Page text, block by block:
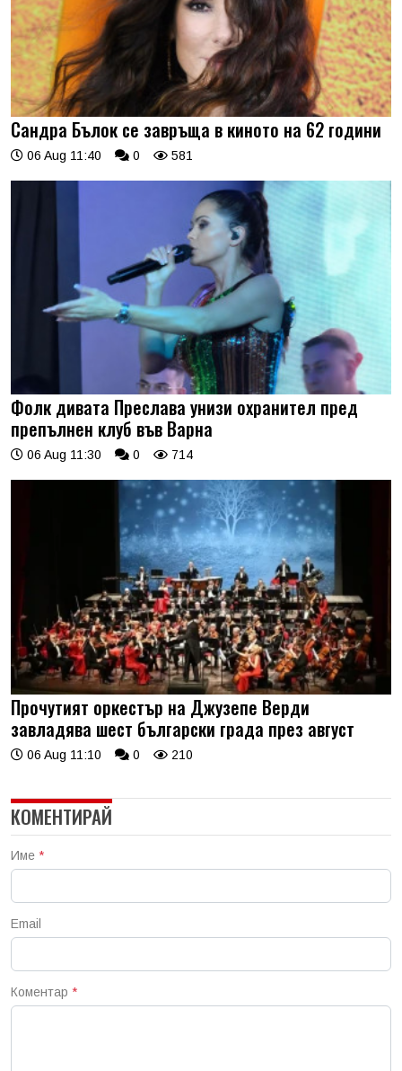
Сандра Бълок се завръща в киното на 62 години
06 Aug 11:40 0 581
Фолк дивата Преслава унизи охранител пред
препълнен клуб във Варна
06 Aug 11:30 0 714
Прочутият оркестър на Джузепе Верди
завладява шест български града през август
06 Aug 11:10 0 210
КОМЕНТИРАЙ
Име *
Email
Коментар *